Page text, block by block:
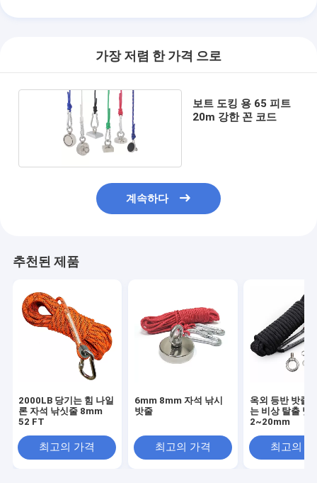
가장 저렴 한 가격 으로
보트 도킹 용 65 피트
20m 강한 꼰 코드
계속하다
추천된 제품
2000LB 당기는 힘 나일
론 자석 낚싯줄 8mm
52 FT
최고의 가격
6mm 8mm 자석 낚시
밧줄
최고의 가격
옥외 등반 밧줄
는 비상 탈출 밧
2~20mm
최고의